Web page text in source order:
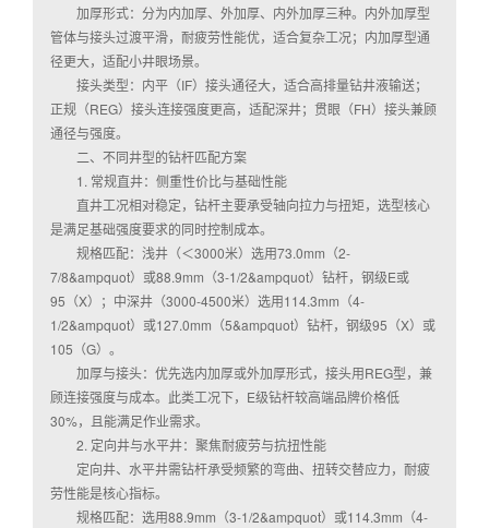
加厚形式：分为内加厚、外加厚、内外加厚三种。内外加厚型
管体与接头过渡平滑，耐疲劳性能优，适合复杂工况；内加厚型通
径更大，适配小井眼场景。
接头类型：内平（IF）接头通径大，适合高排量钻井液输送；
正规（REG）接头连接强度更高，适配深井；贯眼（FH）接头兼顾
通径与强度。
二、不同井型的钻杆匹配方案
1. 常规直井：侧重性价比与基础性能
直井工况相对稳定，钻杆主要承受轴向拉力与扭矩，选型核心
是满足基础强度要求的同时控制成本。
规格匹配：浅井（＜3000米）选用73.0mm（2-
7/8&ampquot）或88.9mm（3-1/2&ampquot）钻杆，钢级E或
95（X）；中深井（3000-4500米）选用114.3mm（4-
1/2&ampquot）或127.0mm（5&ampquot）钻杆，钢级95（X）或
105（G）。
加厚与接头：优先选内加厚或外加厚形式，接头用REG型，兼
顾连接强度与成本。此类工况下，E级钻杆较高端品牌价格低
30%，且能满足作业需求。
2. 定向井与水平井：聚焦耐疲劳与抗扭性能
定向井、水平井需钻杆承受频繁的弯曲、扭转交替应力，耐疲
劳性能是核心指标。
规格匹配：选用88.9mm（3-1/2&ampquot）或114.3mm（4-